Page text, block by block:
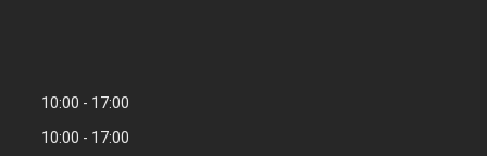
10:00
17:00
10:00
17:00